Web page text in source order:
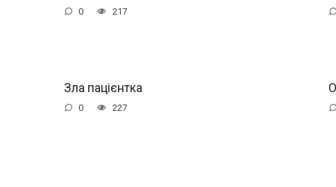
0 217
Зла пацієнтка
0 227